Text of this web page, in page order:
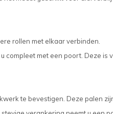
rollen met elkaar verbinden.
compleet met een poort. Deze is
te bevestigen. Deze palen